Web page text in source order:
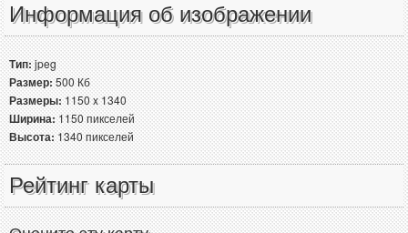
Информация об изображении
Тип:jpeg
Размер:500 Кб
Размеры:1150 x 1340
Ширина:1150 пикселей
Высота:1340 пикселей
Рейтинг карты